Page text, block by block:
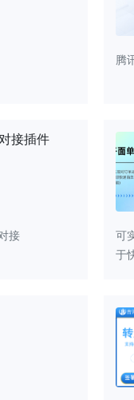
腾
接插件
接
可
于